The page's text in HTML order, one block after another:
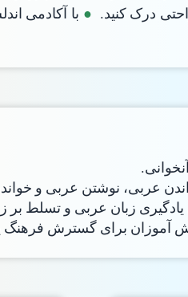
درک کنید.
با آکادمی
عربی، نوشتن عربی و
یادگیری زبان عربی و تسلط بر
آموزان برای گسترش